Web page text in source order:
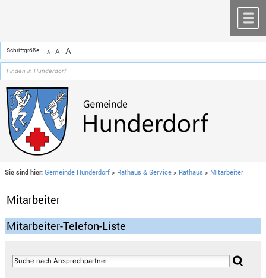
Schriftgröße A A A
Sie sind hier: Gemeinde Hunderdorf > Rathaus & Service > Rathaus > Mitarbeiter
Mitarbeiter
Mitarbeiter-Telefon-Liste